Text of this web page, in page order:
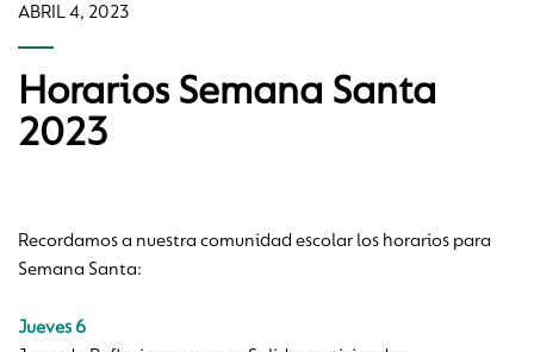
ABRIL 4, 2023
Horarios Semana Santa
2023
Recordamos a nuestra comunidad escolar los horarios para
Semana Santa:
Jueves 6